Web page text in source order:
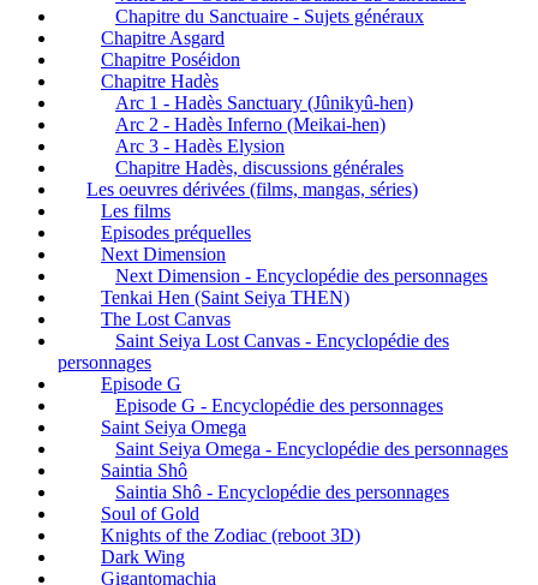
Chapitre du Sanctuaire - Sujets généraux
Chapitre Asgard
Chapitre Poséidon
Chapitre Hadès
Arc 1 - Hadès Sanctuary (Jûnikyû-hen)
Arc 2 - Hadès Inferno (Meikai-hen)
Arc 3 - Hadès Elysion
Chapitre Hadès, discussions générales
Les oeuvres dérivées (films, mangas, séries)
Les films
Episodes préquelles
Next Dimension
Next Dimension - Encyclopédie des personnages
Tenkai Hen (Saint Seiya THEN)
The Lost Canvas
Saint Seiya Lost Canvas - Encyclopédie des
personnages
Episode G
Episode G - Encyclopédie des personnages
Saint Seiya Omega
Saint Seiya Omega - Encyclopédie des personnages
Saintia Shô
Saintia Shô - Encyclopédie des personnages
Soul of Gold
Knights of the Zodiac (reboot 3D)
Dark Wing
Gigantomachia